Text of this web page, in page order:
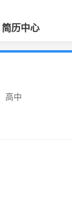
简历中心
高中